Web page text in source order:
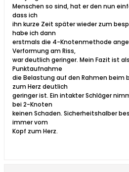
Menschen so sind, hat er den nun
dass ich
ihn kurze Zeit später wieder zum
habe ich dann
erstmals die 4-Knotenmethode
Verformung am Riss,
war deutlich geringer. Mein Fazit ist
Punktaufnahme
die Belastung auf den Rahmen beim
zum Herz deutlich
geringer ist. Ein intakter Schläger
bei 2-Knoten
keinen Schaden. Sicherheitshalber
immer vom
Kopf zum Herz.